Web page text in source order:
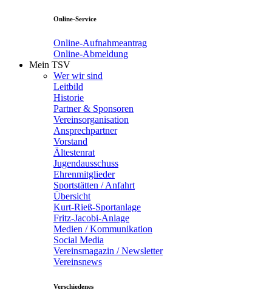
Online-Service
Online-Aufnahmeantrag
Online-Abmeldung
Mein TSV
Wer wir sind
Leitbild
Historie
Partner & Sponsoren
Vereinsorganisation
Ansprechpartner
Vorstand
Ältestenrat
Jugendausschuss
Ehrenmitglieder
Sportstätten / Anfahrt
Übersicht
Kurt-Rieß-Sportanlage
Fritz-Jacobi-Anlage
Medien / Kommunikation
Social Media
Vereinsmagazin / Newsletter
Vereinsnews
Verschiedenes